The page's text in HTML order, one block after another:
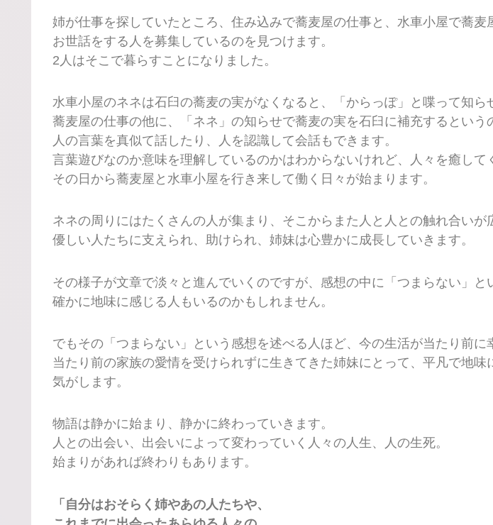
姉が仕事を探していたところ、住み込みで蕎麦屋の仕事と、水車小屋で蕎
お世話をする人を募集しているのを見つけます。
2人はそこで暮らすことになりました。
水車小屋のネネは石臼の蕎麦の実がなくなると、「からっぽ」と喋って知ら
蕎麦屋の仕事の他に、「ネネ」の知らせで蕎麦の実を石臼に補充するという
人の言葉を真似て話したり、人を認識して会話もできます。
言葉遊びなのか意味を理解しているのかはわからないけれど、人々を癒して
その日から蕎麦屋と水車小屋を行き来して働く日々が始まります。
ネネの周りにはたくさんの人が集まり、そこからまた人と人との触れ合いが
優しい人たちに支えられ、助けられ、姉妹は心豊かに成長していきます。
その様子が文章で淡々と進んでいくのですが、感想の中に「つまらない」と
確かに地味に感じる人もいるのかもしれません。
でもその「つまらない」という感想を述べる人ほど、今の生活が当たり前に
当たり前の家族の愛情を受けられずに生きてきた姉妹にとって、平凡で地
気がします。
物語は静かに始まり、静かに終わっていきます。
人との出会い、出会いによって変わっていく人々の人生、人の生死。
始まりがあれば終わりもあります。
「自分はおそらく姉やあの人たちや、